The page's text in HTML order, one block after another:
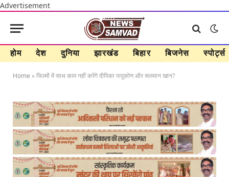
Advertisement
होम देश दुनिया झारखंड बिहार बिजनेस स्पोर्ट्स
Home »फिल्मों में साथ काम नहीं करेंगे दीपिका पादुकोण और सलमान खान?